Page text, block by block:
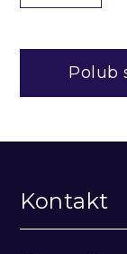
Polub
Kontakt